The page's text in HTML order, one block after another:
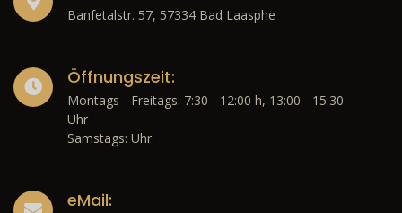
Banfetalstr. 57, 57334 Bad Laasphe
Öffnungszeit:
Montags - Freitags: 7:30 - 12:00 h, 13:00 - 15:30
Uhr
Samstags: Uhr
eMail: